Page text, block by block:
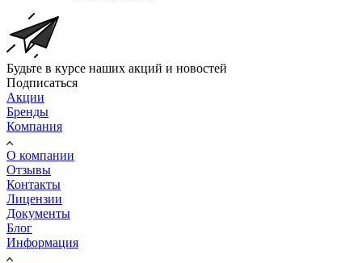
Будьте в курсе наших акций и новостей
Подписаться
Акции
Бренды
Компания
О компании
Отзывы
Контакты
Лицензии
Документы
Блог
Информация